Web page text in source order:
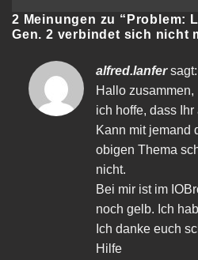
2 Meinungen zu “ Problem:
Gen. 2 verbindet sich nicht
alfred.lanfer sagt:
Hallo zusammen,
ich hoffe, dass
Kann mit jemand
obigen Thema
nicht.
Bei mir ist im
noch gelb. Ich
Ich danke euch
Hilfe